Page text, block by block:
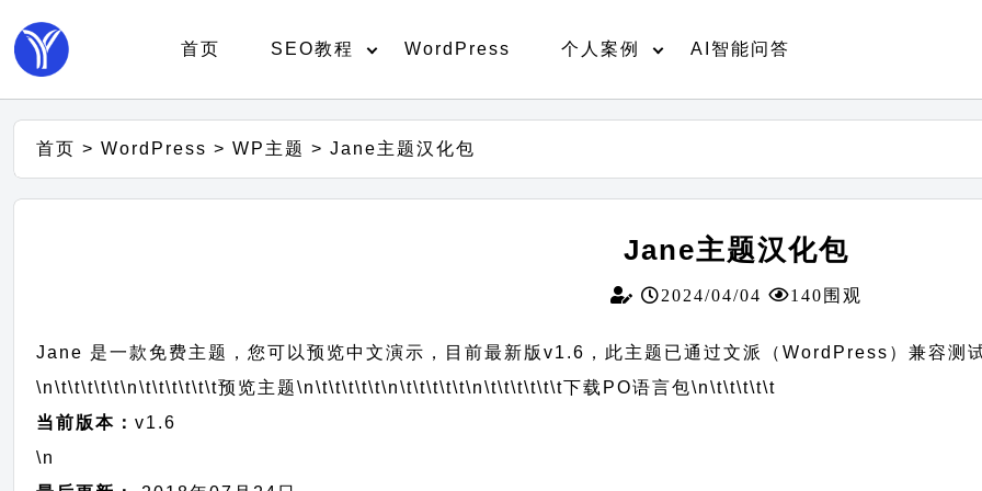
首页 SEO教程 WordPress 个人案例 AI智能问答
首页 >WordPress >WP主题 >Jane主题汉化包
Jane主题汉化包
2024/04/04 140围观
Jane 是一款免费主题，您可以预览中文演示，目前最新版v1.6，此主题已通过文派（WordPress）兼容测
\n\t\t\t\t\t\n\t\t\t\t\t\t预览主题\n\t\t\t\t\t\n\t\t\t\t\t\n\t\t\t\t\t\t下载PO语言包\n\t\t\t\t\t
当前版本：v1.6
\n